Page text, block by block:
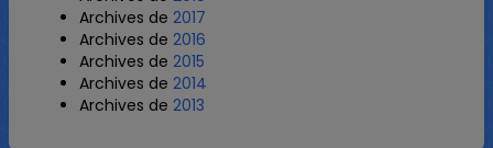
Archives de 2017
Archives de 2016
Archives de 2015
Archives de 2014
Archives de 2013